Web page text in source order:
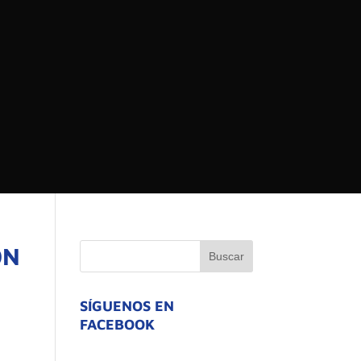
SÍGUENOS EN
FACEBOOK